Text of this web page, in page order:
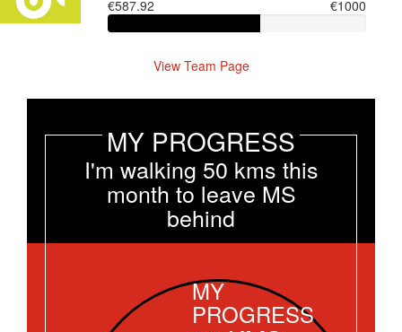
€587.92 €1000
View Team Page
MY PROGRESS
I'm walking 50 kms this
month to leave MS
behind
MY
PROGRESS